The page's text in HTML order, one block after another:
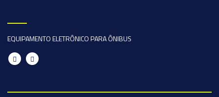
EQUIPAMENTO ELETRÔNICO PARA ÔNIBUS